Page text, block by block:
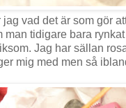
jag vad det är som gör
man tidigare bara
Jag har sällan
mig med men så